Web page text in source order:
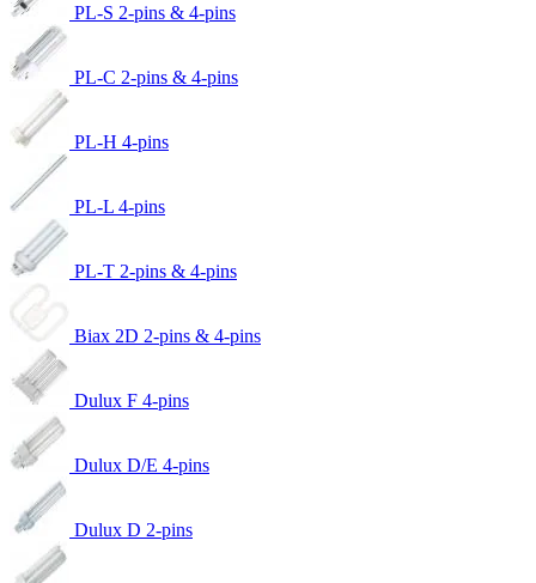
PL-S 2-pins & 4-pins
PL-C 2-pins & 4-pins
PL-H 4-pins
PL-L 4-pins
PL-T 2-pins & 4-pins
Biax 2D 2-pins & 4-pins
Dulux F 4-pins
Dulux D/E 4-pins
Dulux D 2-pins